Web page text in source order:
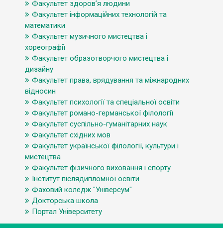
Факультет здоров’я людини
Факультет інформаційних технологій та
математики
Факультет музичного мистецтва і
хореографії
Факультет образотворчого мистецтва і
дизайну
Факультет права, врядування та міжнародних
відносин
Факультет психології та спеціальної освіти
Факультет романо-германської філології
Факультет суспільно-гуманітарних наук
Факультет східних мов
Факультет української філології, культури і
мистецтва
Факультет фізичного виховання і спорту
Інститут післядипломної освіти
Фаховий коледж "Універсум"
Докторська школа
Портал Університету